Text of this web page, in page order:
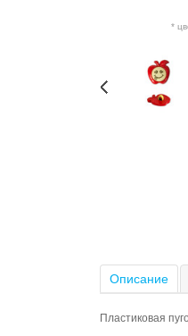
*
Описание
Пластиковая